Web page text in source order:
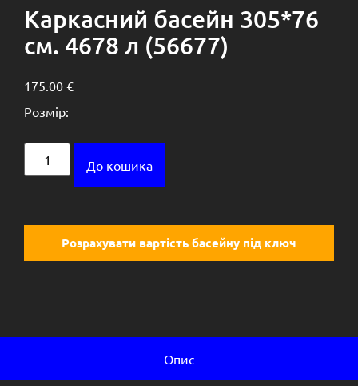
Каркасний басейн 305*76
см. 4678 л (56677)
175.00 €
Розмір:
До кошика
Розрахувати вартість басейну під ключ
Опис